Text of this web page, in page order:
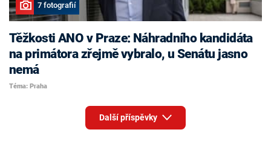
7 fotografií
Těžkosti ANO v Praze: Náhradního kandidáta
na primátora zřejmě vybralo, u Senátu jasno
nemá
Téma: Praha
Další příspěvky